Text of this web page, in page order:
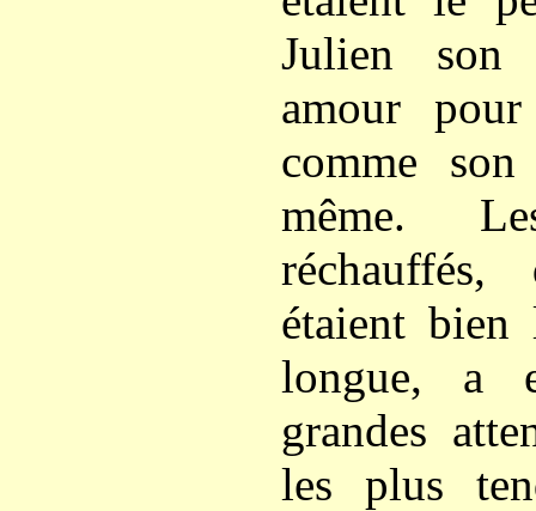
Julien son
amour
comme
même.
étaient bien
longue, a
grandes
les plus